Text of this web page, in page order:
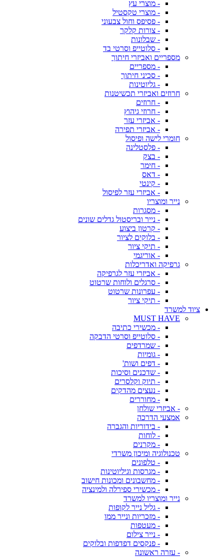
- מוצרי עץ
- מוצרי טקסטיל
- פסיפס וחול צבעוני
- צורות קלקר
- שבלונות
- סלוטייפ וסרטי בד
מספריים ואביזרי חיתוך
- מספריים
- סכיני חיתוך
- גליוטינות
חרוזים ואביזרי תכשיטנות
- חרוזים
- חרוזי גיהוץ
- אביזרי עזר
- אביזרי תפירה
חומרי לישה ופיסול
- פלסטלינה
- בצק
- חימר
- דאס
- קינטי
- אביזרי עזר לפיסול
נייר ומוצריו
- מסגרות
- נייר ובריסטול גדלים שונים
- קרטון ביצוע
- בלוקים לציור
- תיקי ציור
- אוריגמי
גרפיקה ואדריכלות
- אביזרי עזר לגרפיקה
- סרגלים ולוחות שרטוט
- עפרונות שרטוט
- תיקי ציור
ציוד למשרד
MUST HAVE
- מכשירי כתיבה
- סלוטייפ וסרטי הדבקה
- שמרדפים
- גומיות
- דפים ושות'
- שדכנים וסיכות
- תיוק וקלסרים
- נעצים מהדקים
- מחוררים
- אביזרי שולחן
אמצעי הדרכה
- בידוריות והגברה
- לוחות
- מקרנים
טכנולוגיה ומיכון משרדי
- טלפונים
- מגרסות וגיליוטינות
- מחשבונים ומכונות חישוב
- מכשירי ספירלה ולמינציה
נייר ומוצריו למשרד
- גליל נייר לקופות
- מזכריות ונייר ממו
- מעטפות
- נייר צילום
- פנקסים דפדפות ובלוקים
- עזרה ראשונה